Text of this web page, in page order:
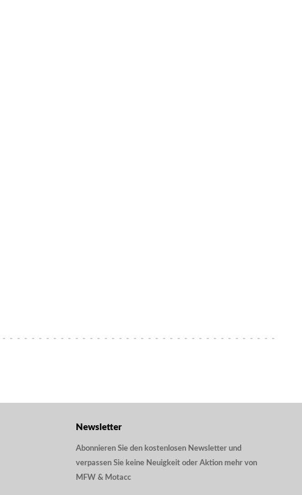
Newsletter
Abonnieren Sie den kostenlosen Newsletter und
verpassen Sie keine Neuigkeit oder Aktion mehr von
MFW & Motacc